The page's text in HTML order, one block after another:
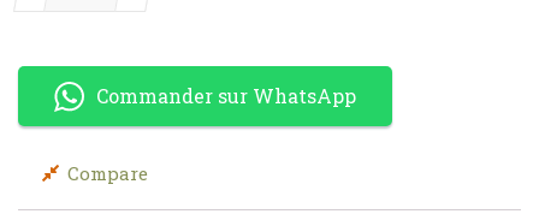
Commander sur WhatsApp
Compare